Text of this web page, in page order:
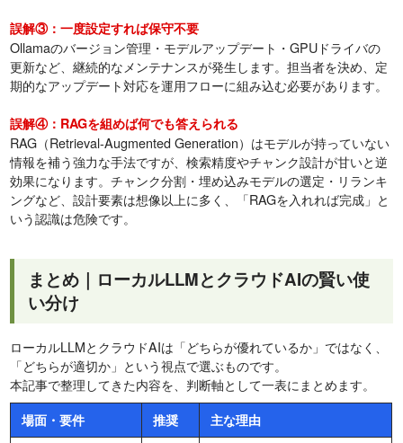
誤解③：一度設定すれば保守不要
Ollamaのバージョン管理・モデルアップデート・GPUドライバの
更新など、継続的なメンテナンスが発生します。担当者を決め、定
期的なアップデート対応を運用フローに組み込む必要があります。
誤解④：RAGを組めば何でも答えられる
RAG（Retrieval-Augmented Generation）はモデルが持っていない
情報を補う強力な手法ですが、検索精度やチャンク設計が甘いと逆
効果になります。チャンク分割・埋め込みモデルの選定・リランキ
ングなど、設計要素は想像以上に多く、「RAGを入れれば完成」と
いう認識は危険です。
まとめ｜ローカルLLMとクラウドAIの賢い使
い分け
ローカルLLMとクラウドAIは「どちらが優れているか」ではなく、
「どちらが適切か」という視点で選ぶものです。
本記事で整理してきた内容を、判断軸として一表にまとめます。
場面・要件 推奨 主な理由